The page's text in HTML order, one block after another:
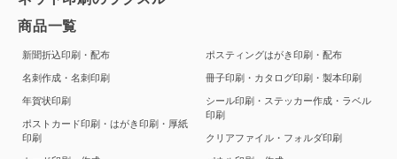
商品一覧
新聞折込印刷・配布
名刺作成・名刺印刷
年賀状印刷
ポストカード印刷・はがき印刷・厚紙
印刷
ポスティングはがき印刷・配布
冊子印刷・カタログ印刷・製本印刷
シール印刷・ステッカー作成・ラベル
印刷
クリアファイル・フォルダ印刷